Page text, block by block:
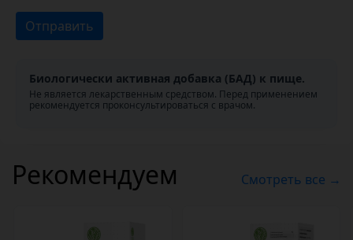
Отправить
Биологически активная добавка (БАД) к пище.
Не является лекарственным средством. Перед применением
рекомендуется проконсультироваться с врачом.
Рекомендуем Смотреть все →